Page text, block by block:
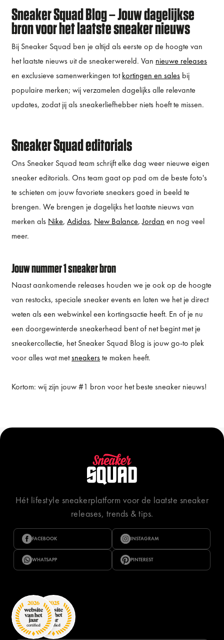
Sneaker Squad Blog – Jouw dagelijkse
bron voor het laatste sneaker nieuws
Bij Sneaker Squad ben je altijd als eerste op de hoogte van
het laatste nieuws uit de sneakerwereld. Van nieuwe releases
en exclusieve samenwerkingen totkortingen en sales bij
populaire merken; wij verzamelen dagelijks alle relevante
updates, zodat jij als sneakerliefhebber niets hoeft te missen.
Sneaker Squad editorials
Ons Sneaker Squad team schrijft elke dag weer nieuwe eigen
sneaker editorials. Ons team gaat op pad om de beste foto's
te schieten om jouw favoriete sneakers goed in beeld te
brengen. We brengen je dagelijks het laatste nieuws van
merken als Nike,Adidas, New Balance,Jordan en nog veel
meer.
Jouw nummer 1 sneaker bron
Naast aankomende releases houden we je ook op de hoogte
van restocks, speciale sneaker events en laten we het je direct
weten als een webwinkel een kortingsactie heeft. En of je nu
een doorgewinterde sneakerhead bent of net begint met je
sneakercollectie, het Sneaker Squad Blog is jouw go-to plek
voor alles wat metsneakerste maken heeft.
Kortom: wij zijn jouw #1 bron voor het beste sneaker nieuws!
Hét lifestyle sneakerplatform voor de laatste sneaker
releases, trends & tips.
FACEBOOK INSTAGRAM
WHATSAPP PINTEREST